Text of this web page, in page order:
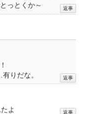
っとくか～
りだな。
よ